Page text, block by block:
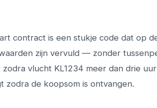
contract is een stukje code dat op
zijn vervuld — zonder
vlucht KL1234 meer dan drie uur
zodra de koopsom is ontvangen.